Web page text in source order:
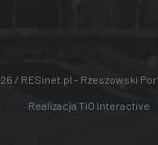
/ RESinet.pl - Rzeszowski
Realizacja TiO Interactive